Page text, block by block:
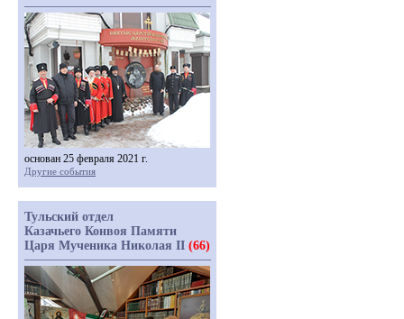
основан 25 февраля 2021 г.
Другие события
Тульский отдел
Казачьего Конвоя Памяти
Царя Мученика Николая II (66)